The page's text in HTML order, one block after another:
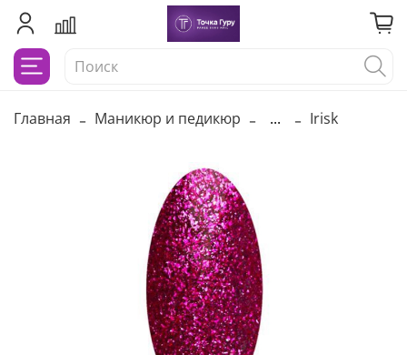
Главная Маникюр и педикюр ... Irisk